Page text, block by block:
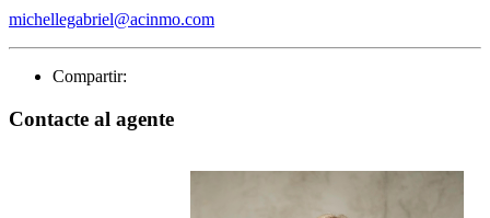
michellegabriel@acinmo.com
Compartir:
Contacte al agente